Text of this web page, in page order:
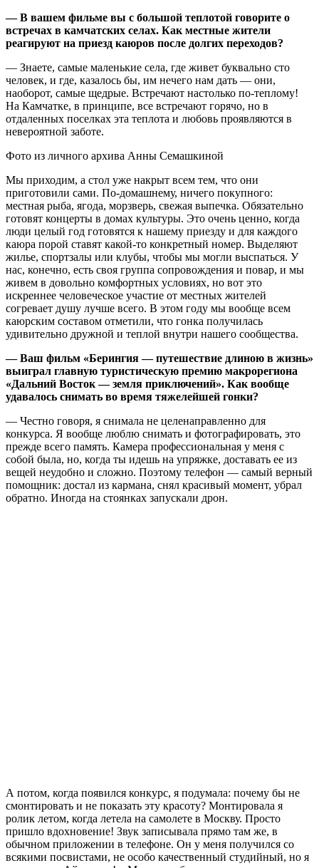
— В вашем фильме вы с большой теплотой говорите о
встречах в камчатских селах. Как местные жители
реагируют на приезд каюров после долгих переходов?
— Знаете, самые маленькие села, где живет буквально сто
человек, и где, казалось бы, им нечего нам дать — они,
наоборот, самые щедрые. Встречают настолько по-теплому!
На Камчатке, в принципе, все встречают горячо, но в
отдаленных поселках эта теплота и любовь проявляются в
невероятной заботе.
Фото из личного архива Анны Семашкиной
Мы приходим, а стол уже накрыт всем тем, что они
приготовили сами. По-домашнему, ничего покупного:
местная рыба, ягода, морзверь, свежая выпечка. Обязательно
готовят концерты в домах культуры. Это очень ценно, когда
люди целый год готовятся к нашему приезду и для каждого
каюра порой ставят какой-то конкретный номер. Выделяют
жилье, спортзалы или клубы, чтобы мы могли выспаться. У
нас, конечно, есть своя группа сопровождения и повар, и мы
живем в довольно комфортных условиях, но вот это
искреннее человеческое участие от местных жителей
согревает душу лучше всего. В этом году мы вообще всем
каюрским составом отметили, что гонка получилась
удивительно дружной и теплой внутри нашего сообщества.
— Ваш фильм «Берингия — путешествие длиною в жизнь»
выиграл главную туристическую премию макрорегиона
«Дальний Восток — земля приключений». Как вообще
удавалось снимать во время тяжелейшей гонки?
— Честно говоря, я снимала не целенаправленно для
конкурса. Я вообще люблю снимать и фотографировать, это
прежде всего память. Камера профессиональная у меня с
собой была, но, когда ты идешь на упряжке, доставать ее из
вещей неудобно и сложно. Поэтому телефон — самый верный
помощник: достал из кармана, снял красивый момент, убрал
обратно. Иногда на стоянках запускали дрон.
А потом, когда появился конкурс, я подумала: почему бы не
смонтировать и не показать эту красоту? Монтировала я
ролик летом, когда летела на самолете в Москву. Просто
пришло вдохновение! Звук записывала прямо там же, в
обычном приложении в телефоне. Он у меня получился со
всякими посвистами, не особо качественный студийный, но я